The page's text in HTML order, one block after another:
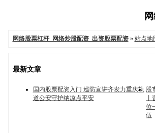
网络股票杠杆_网络炒股配资_出资股票配资» 站点地
最新文章
国内股票配资入门 巡防宣讲齐发力重庆轨
道公安守护纳凉点平安
股
位
伍